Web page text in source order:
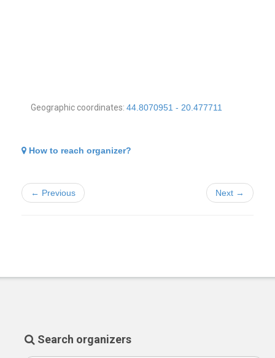
Geographic coordinates: 44.8070951 - 20.477711
How to reach organizer?
← Previous Next →
Search organizers